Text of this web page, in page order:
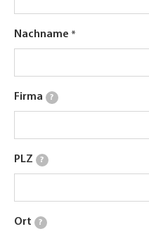
Nachname
Firma ?
PLZ ?
Ort ?